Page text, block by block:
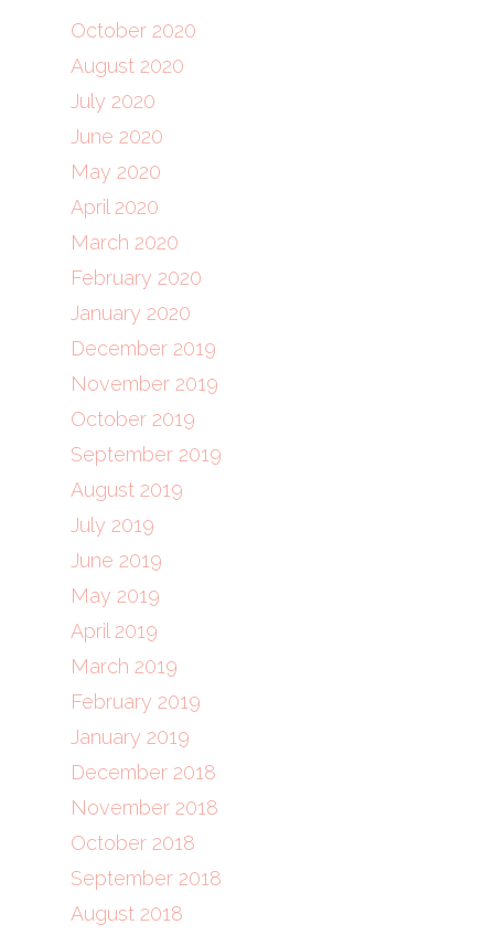
October 2020
August 2020
July 2020
June 2020
May 2020
April 2020
March 2020
February 2020
January 2020
December 2019
November 2019
October 2019
September 2019
August 2019
July 2019
June 2019
May 2019
April 2019
March 2019
February 2019
January 2019
December 2018
November 2018
October 2018
September 2018
August 2018